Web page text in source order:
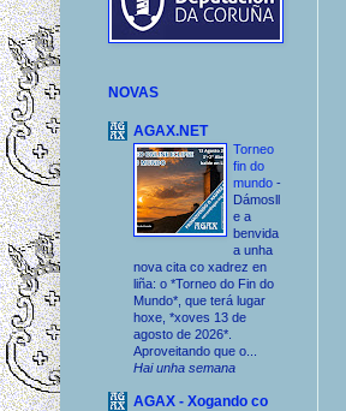
NOVAS
AGAX.NET
Torneo
fin do
mundo -
Dámosll
e a
benvida
a unha
nova cita co xadrez en
liña: o *Torneo do Fin do
Mundo*, que terá lugar
hoxe, *xoves 13 de
agosto de 2026*.
Aproveitando que o...
Hai unha semana
AGAX - Xogando co